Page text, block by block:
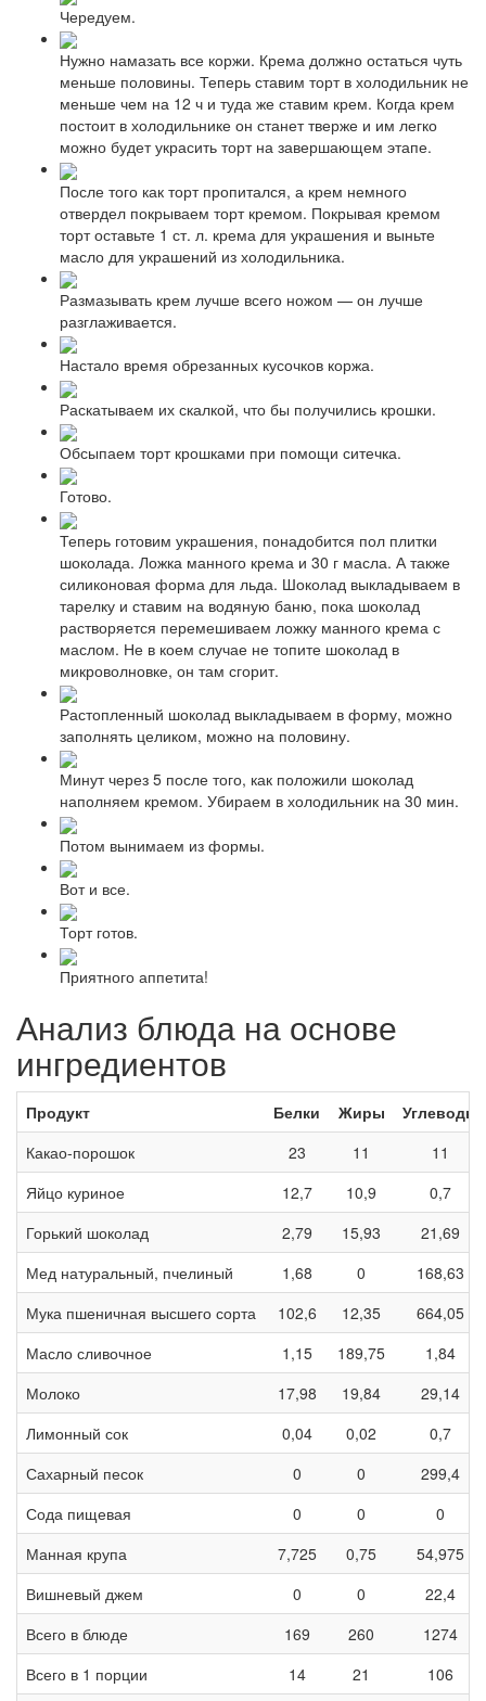
Чередуем.
Нужно намазать все коржи. Крема должно остаться чуть
меньше половины. Теперь ставим торт в холодильник не
меньше чем на 12 ч и туда же ставим крем. Когда крем
постоит в холодильнике он станет тверже и им легко
можно будет украсить торт на завершающем этапе.
После того как торт пропитался, а крем немного
отвердел покрываем торт кремом. Покрывая кремом
торт оставьте 1 ст. л. крема для украшения и выньте
масло для украшений из холодильника.
Размазывать крем лучше всего ножом — он лучше
разглаживается.
Настало время обрезанных кусочков коржа.
Раскатываем их скалкой, что бы получились крошки.
Обсыпаем торт крошками при помощи ситечка.
Готово.
Теперь готовим украшения, понадобится пол плитки
шоколада. Ложка манного крема и 30 г масла. А также
силиконовая форма для льда. Шоколад выкладываем в
тарелку и ставим на водяную баню, пока шоколад
растворяется перемешиваем ложку манного крема с
маслом. Не в коем случае не топите шоколад в
микроволновке, он там сгорит.
Растопленный шоколад выкладываем в форму, можно
заполнять целиком, можно на половину.
Минут через 5 после того, как положили шоколад
наполняем кремом. Убираем в холодильник на 30 мин.
Потом вынимаем из формы.
Вот и все.
Торт готов.
Приятного аппетита!
Анализ блюда на основе
ингредиентов
Продукт Белки Жиры
Углеводы
Какао-порошок
23 11
11
Яйцо куриное
12,7 10,9
0,7
Горький шоколад
2,79 15,93
21,69
Мед натуральный, пчелиный
1,68 0
168,63
Мука пшеничная высшего сорта
102,6 12,35
664,05
Масло сливочное
1,15 189,75
1,84
Молоко
17,98 19,84
29,14
Лимонный сок
0,04 0,02
0,7
Сахарный песок
0 0
299,4
Сода пищевая
0 0
0
Манная крупа
7,725 0,75
54,975
Вишневый джем
0 0
22,4
Всего в блюде
169 260
1274
Всего в 1 порции
14 21
106